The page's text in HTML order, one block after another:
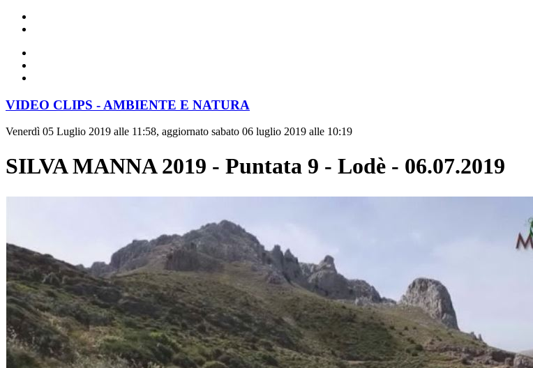
VIDEO CLIPS - AMBIENTE E NATURA
Venerdì 05 Luglio 2019 alle 11:58, aggiornato sabato 06 luglio 2019 alle 10:19
SILVA MANNA 2019 - Puntata 9 - Lodè - 06.07.2019